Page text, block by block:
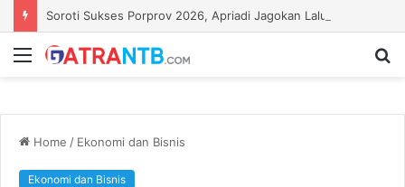
Menu
Home / Ekonomi dan Bisnis
Ekonomi dan Bisnis